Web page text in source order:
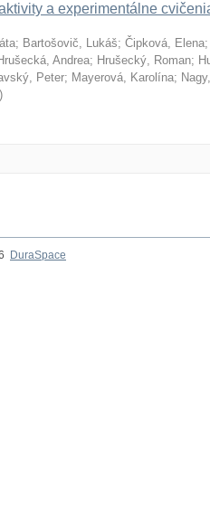
a experimentálne
; Bartošovič, Lukáš; Čipková, Elena
Andrea; Hrušecký, Roman;
Peter; Mayerová, Karolína;
)
DuraSpace